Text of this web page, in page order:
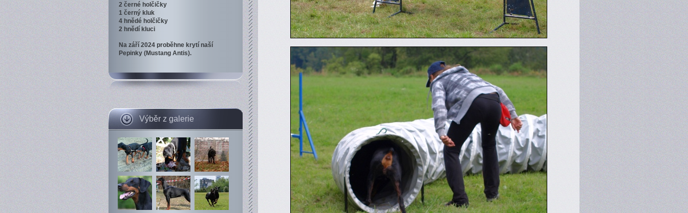
2 černé holčičky
1 černý kluk
4 hnědé holčičky
2 hnědí kluci
Na září 2024 proběhne krytí naší
Pepinky (Mustang Antis).
Výběr z galerie